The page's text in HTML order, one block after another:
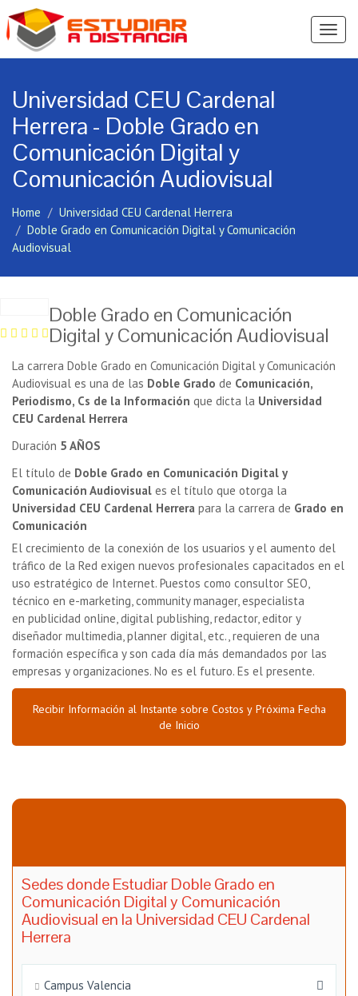
Ver
Universidad CEU Cardenal
Herrera - Doble Grado en
Comunicación Digital y
Comunicación Audiovisual
Home
Universidad CEU Cardenal Herrera
Doble Grado en Comunicación Digital y Comunicación
Audiovisual
Doble Grado en Comunicación
Digital y Comunicación Audiovisual
La carrera Doble Grado en Comunicación Digital y Comunicación
Audiovisual es una de las Doble Grado de Comunicación,
Periodismo, Cs de la Información que dicta la Universidad
CEU Cardenal Herrera
Duración 5 AÑOS
El título de Doble Grado en Comunicación Digital y
Comunicación Audiovisual es el título que otorga la
Universidad CEU Cardenal Herrera para la carrera de Grado en
Comunicación
El crecimiento de la conexión de los usuarios y el aumento del
tráfico de la Red exigen nuevos profesionales capacitados en el
uso estratégico de Internet. Puestos como consultor SEO,
técnico en e-marketing,community manager, especialista
en publicidad online, digital publishing, redactor, editor y
diseñador multimedia, planner digital, etc., requieren de una
formación específica y son cada día más demandados por las
empresas y organizaciones. No es el futuro. Es el presente.
Recibir Información al Instante sobre Costos y Próxima Fecha
de Inicio
Sedes donde Estudiar Doble Grado en
Comunicación Digital y Comunicación
Audiovisual en la Universidad CEU Cardenal
Herrera
Campus Valencia